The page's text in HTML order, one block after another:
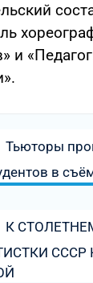
и
запись:
Тьюторы
в
запись:
К
СССР